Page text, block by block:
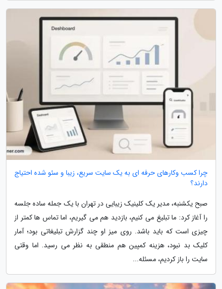
چرا کسب وکارهای حرفه ای به یک سایت سریع، زیبا و سئو شده احتیاج
دارند؟
صبح یکشنبه، مدیر یک کلینیک زیبایی در تهران با یک جمله ساده جلسه
را آغاز کرد: ما تبلیغ می کنیم، بازدید هم می گیریم، اما تماس ها کمتر از
چیزی است که باید باشد. روی میز او چند گزارش تبلیغاتی بود؛ آمار
کلیک بد نبود، هزینه کمپین هم منطقی به نظر می رسید. اما وقتی
سایت را باز کردیم، مسئله...